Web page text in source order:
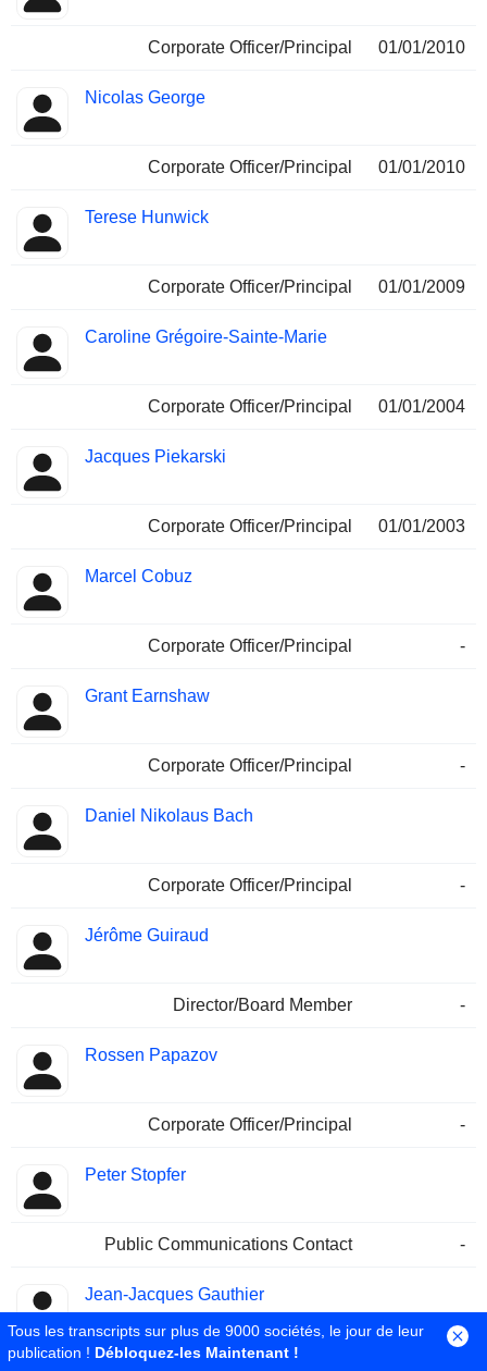
Corporate Officer/Principal 01/01/2010
Nicolas George
Corporate Officer/Principal 01/01/2010
Terese Hunwick
Corporate Officer/Principal 01/01/2009
Caroline Grégoire-Sainte-Marie
Corporate Officer/Principal 01/01/2004
Jacques Piekarski
Corporate Officer/Principal 01/01/2003
Marcel Cobuz
Corporate Officer/Principal -
Grant Earnshaw
Corporate Officer/Principal -
Daniel Nikolaus Bach
Corporate Officer/Principal -
Jérôme Guiraud
Director/Board Member -
Rossen Papazov
Corporate Officer/Principal -
Peter Stopfer
Public Communications Contact -
Jean-Jacques Gauthier
Human Resources Officer
Tous les transcripts sur plus de 9000 sociétés, le jour de leur
publication ! Débloquez-les Maintenant !